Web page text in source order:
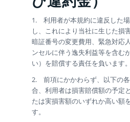
1. 利用者が本規約に違反した
し、これにより当社に生じた損
暗証番号の変更費用、緊急対応
ンセルに伴う逸失利益等を含む
い）を賠償する責任を負います。
2. 前項にかかわらず、以下の
合、利用者は損害賠償額の予定
たは実損害額のいずれか高い額
す。